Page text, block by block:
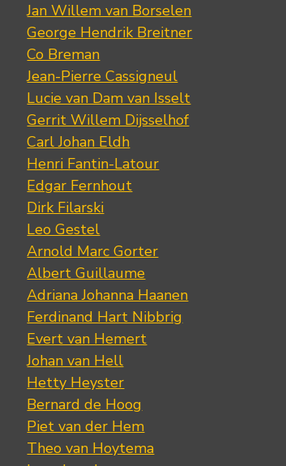
Jan Willem van Borselen
George Hendrik Breitner
Co Breman
Jean-Pierre Cassigneul
Lucie van Dam van Isselt
Gerrit Willem Dijsselhof
Carl Johan Eldh
Henri Fantin-Latour
Edgar Fernhout
Dirk Filarski
Leo Gestel
Arnold Marc Gorter
Albert Guillaume
Adriana Johanna Haanen
Ferdinand Hart Nibbrig
Evert van Hemert
Johan van Hell
Hetty Heyster
Bernard de Hoog
Piet van der Hem
Theo van Hoytema